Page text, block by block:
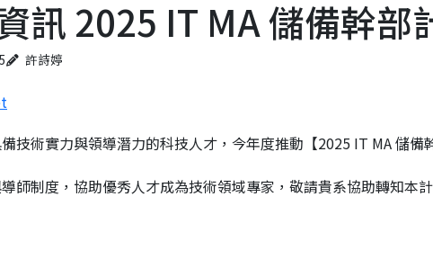
訊 2025 IT MA 儲備幹部
許詩婷
技術實力與領導潛力的科技人才，今年度推動【2025 IT MA 儲備
師制度，協助優秀人才成為技術領域專家，敬請貴系協助轉知本